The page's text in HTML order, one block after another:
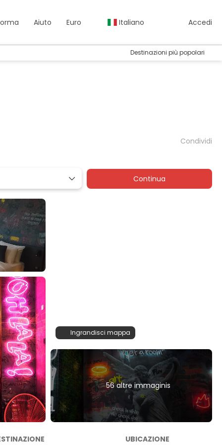
Aiuto Euro Italiano Accedi
Destinazioni più popolari
Condividi
Continua
Ingrandisci mappa
56 altre immaginis
UBICAZIONE